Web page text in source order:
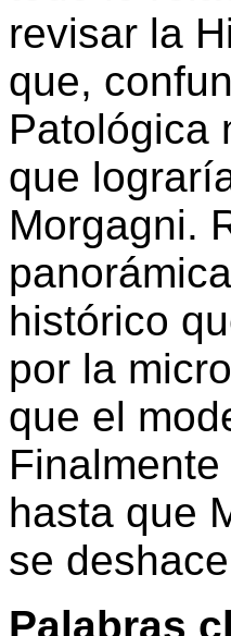
revisar la
que,
Patológica
que
Morgagni.
histórico
por la
que el
hasta que
se
Palabras